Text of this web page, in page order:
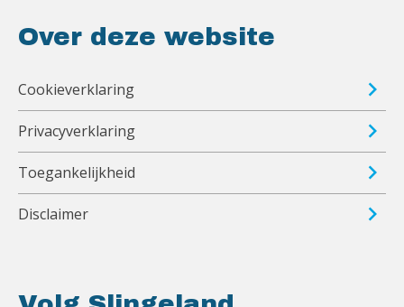
Over deze website
Cookieverklaring
Privacyverklaring
Toegankelijkheid
Disclaimer